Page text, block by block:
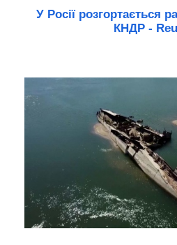
У Росії розгортається
КНДР -